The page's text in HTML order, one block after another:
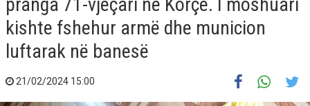
kishte fshehur armë dhe municion
luftarak në banesë
21/02/2024 15:00